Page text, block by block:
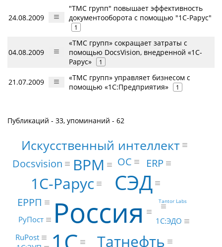
24.08.2009
"ТМС групп" повышает эффективность
документооборота с помощью "1С-Рарус"
1
04.08.2009
«ТМС групп» сокращает затраты с
помощью DocsVision, внедренной «1С-
Рарус»
1
21.07.2009
«ТМС групп» управляет бизнесом с
помощью «1С:Предприятия»
1
Публикаций - 33, упоминаний - 62
Россия
СЭД
1С-Рарус
Татнефть
BPM
Искусственный интеллект
ERP
Docsvision ОС
ЕРРП
РуПост
1С:ЭДО
RuPost
Tantor Labs